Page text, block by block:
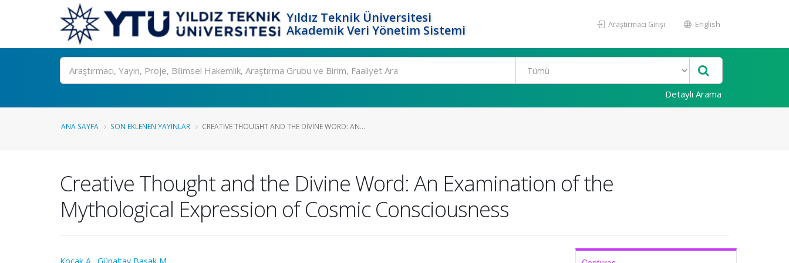
Yıldız Teknik Üniversitesi
Akademik Veri Yönetim Sistemi
Araştırmacı Girişi English
Ara
Detaylı Arama
ANA SAYFA SON EKLENEN YAYINLAR CREATIVE THOUGHT AND THE DIVINE WORD: AN...
Creative Thought and the Divine Word: An Examination of the
Mythological Expression of Cosmic Consciousness